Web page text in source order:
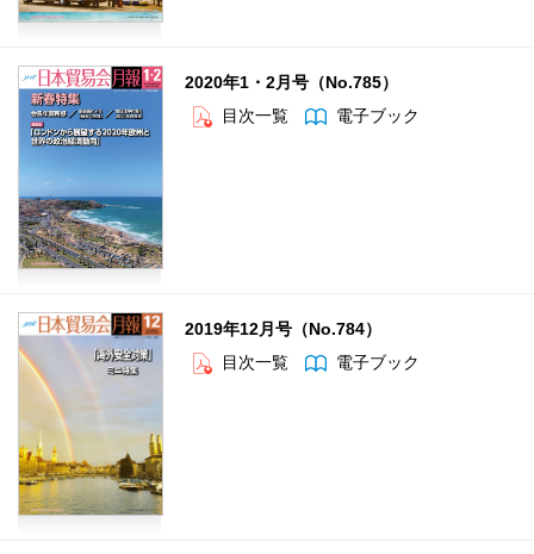
2020年1・2月号（No.785）
目次一覧
電子ブック
2019年12月号（No.784）
目次一覧
電子ブック